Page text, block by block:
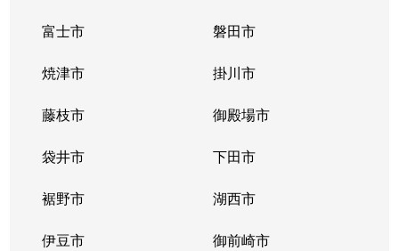
富士市 磐田市
焼津市 掛川市
藤枝市 御殿場市
袋井市 下田市
裾野市 湖西市
伊豆市 御前崎市